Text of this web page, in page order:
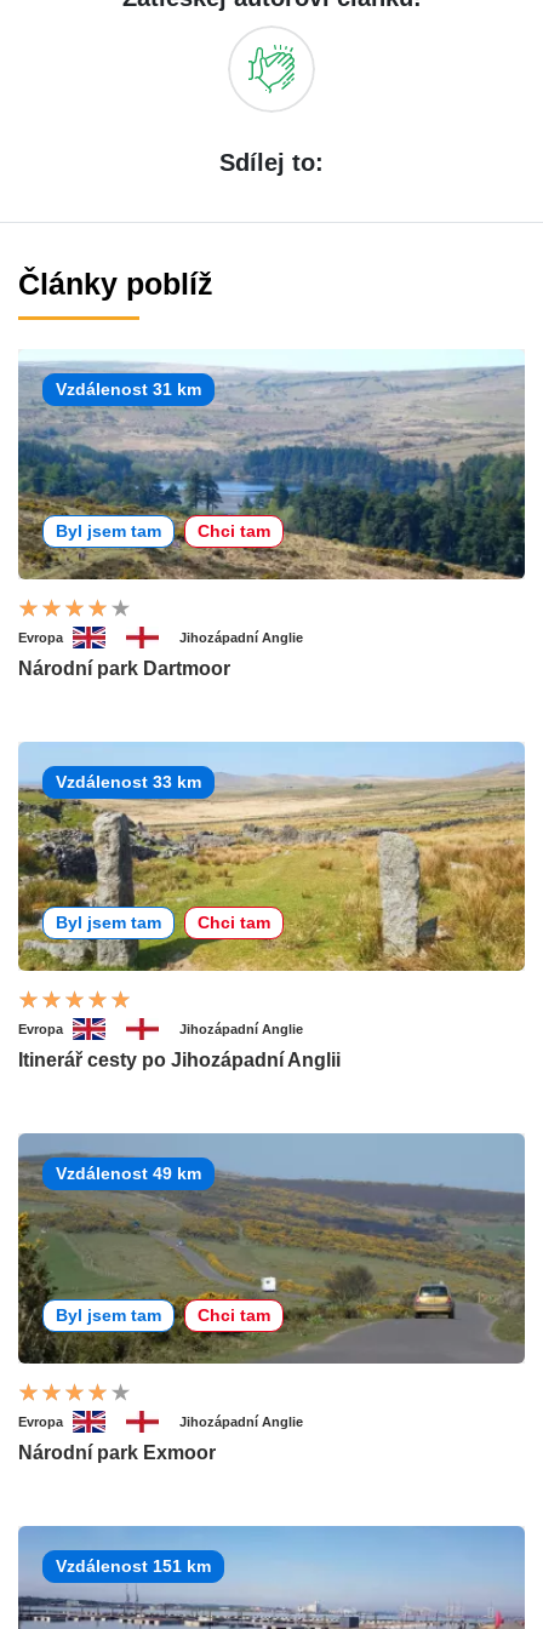
Sdílej to:
Články poblíž
Vzdálenost 31 km
Byl jsem tam Chci tam
Evropa Jihozápadní Anglie
Národní park Dartmoor
Vzdálenost 33 km
Byl jsem tam Chci tam
Evropa Jihozápadní Anglie
Itinerář cesty po Jihozápadní Anglii
Vzdálenost 49 km
Byl jsem tam Chci tam
Evropa Jihozápadní Anglie
Národní park Exmoor
Vzdálenost 151 km